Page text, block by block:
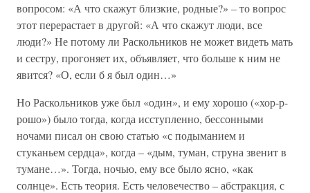
вопросом: «А что скажут близкие, родные?» – то вопрос
этот перерастает в другой: «А что скажут люди, все
люди?» Не потому ли Раскольников не может видеть мать
и сестру, прогоняет их, объявляет, что больше к ним не
явится? «О, если б я был один…»
Но Раскольников уже был «один», и ему хорошо («хор-р-
рошо») было тогда, когда исступленно, бессонными
ночами писал он свою статью «с подыманием и
стуканьем сердца», когда – «дым, туман, струна звенит в
тумане…». Тогда, ночью, ему все было ясно, «как
солнце». Есть теория. Есть человечество – абстракция, с